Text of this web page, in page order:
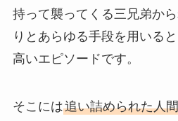
持って襲ってくる三兄弟か
りとあらゆる手段を用いる
高いエピソードです。
そこには追い詰められた人